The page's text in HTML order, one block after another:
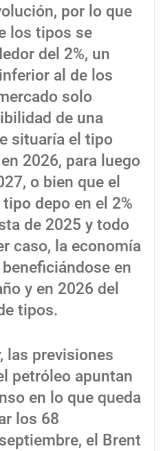
por lo que
los tipos se
del 2%, un
al de los
solo
de una
situaría el tipo
2026, para luego
o bien que el
depo en el 2%
de 2025 y todo
caso, la economía
en
y en 2026 del
tipos.
las previsiones
petróleo apuntan
en lo que queda
los 68
el Brent